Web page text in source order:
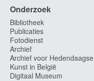
Petegem / Deinze 1964
? - werkzaam te Napels ca. 1500
Joseph
1788 - 1850
Onderzoek
Bibliotheek
Publicaties
Fotodienst
Archief
Archief voor Hedendaagse
Kunst in België
Digitaal Museum